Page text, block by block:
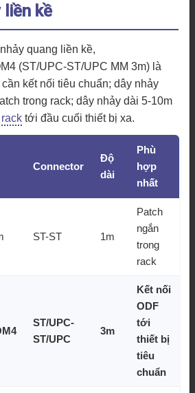
liền kề
quang liền kề,
(ST/UPC-ST/UPC MM 3m) là
kết nối tiêu chuẩn; dây nhảy
trong rack; dây nhảy dài 5-10m
tới đầu cuối thiết bị xa.
Connector
Độ
dài
Phù
hợp
nhất
ST-ST 1m
Patch
ngắn
trong
rack
ST/UPC-
ST/UPC
3m
Kết nối
ODF
tới
thiết bị
tiêu
chuẩn